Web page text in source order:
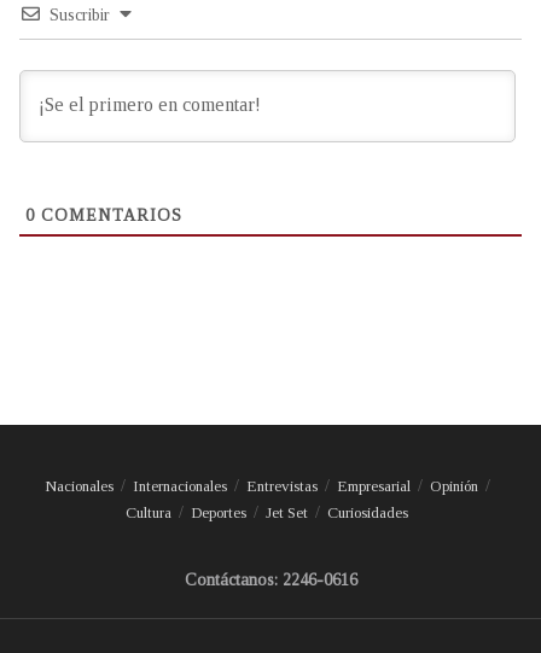
Suscribir
0 COMENTARIOS
Nacionales Internacionales Entrevistas Empresarial
Opinión
Cultura
Deportes Jet Set Curiosidades
Contáctanos: 2246-0616